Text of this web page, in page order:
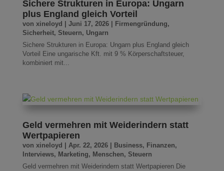
Sichere Strukturen in Europa: Ungarn
plus England gleich Vorteil
von xineloyd Juni 17, 2026| Firmengründung,
Sicherheit, Steuern, Ungarn
Sichere Strukturen in Europa: Ungarn plus England gleich
Vorteil Eine ungarische Kft. mit 9 % Körperschaftsteuer,
kombiniert mit...
Geld vermehren mit Weiderindern statt
Wertpapieren
von xineloyd Apr. 22, 2026| Business, Finanzen,
Interviews, Marketing, Menschen, Steuern
Geld vermehren mit Weiderindern statt Wertpapieren Die